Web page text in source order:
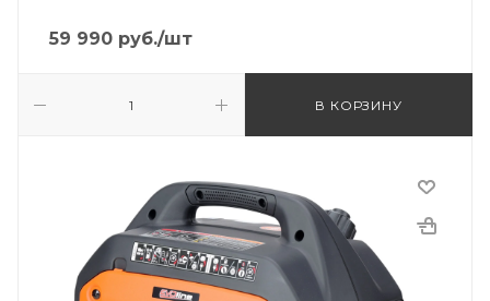
59 990 руб./шт
В КОРЗИНУ